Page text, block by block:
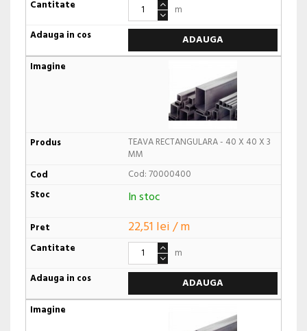
m
ADAUGA
TEAVA RECTANGULARA - 40 X 40 X 3
MM
Cod: 70000400
In stoc
22,51 lei / m
m
ADAUGA